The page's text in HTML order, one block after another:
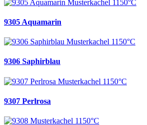
9305 Aquamarin
9306 Saphirblau
9307 Perlrosa